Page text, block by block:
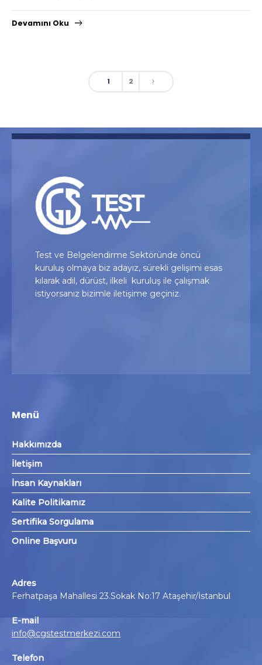
Devamını Oku
1 2
Test ve Belgelendirme Sektöründe öncü
kuruluş olmaya biz adayız, sürekli gelişimi esas
kılarak adil, dürüst, ilkeli kuruluş ile çalışmak
istiyorsanız bizimle iletişime geçiniz.
Menü
Hakkımızda
İletişim
İnsan Kaynakları
Kalite Politikamız
Sertifika Sorgulama
Online Başvuru
Adres
Ferhatpaşa Mahallesi 23.Sokak No:17 Ataşehir/İstanbul
E-mail
info@cgstestmerkezi.com
Telefon